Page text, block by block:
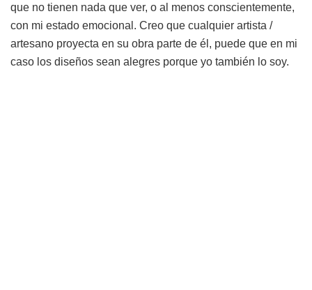
que no tienen nada que ver, o al menos conscientemente,
con mi estado emocional. Creo que cualquier artista /
artesano proyecta en su obra parte de él, puede que en mi
caso los diseños sean alegres porque yo también lo soy.